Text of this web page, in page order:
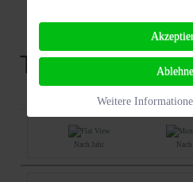
Termine
Nach Jahr
Weitere